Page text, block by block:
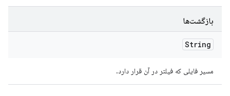
بازگشت‌ها
String
مسیر فایلی که فیلتر در آن قرار دارد.